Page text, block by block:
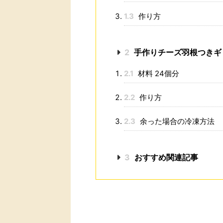
1.3 作り方
2 手作りチーズ羽根つき
2.1 材料 24個分
2.2 作り方
2.3 余った場合の冷凍方法
3 おすすめ関連記事